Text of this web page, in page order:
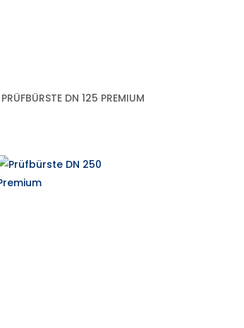
PRÜFBÜRSTE DN 125 PREMIUM